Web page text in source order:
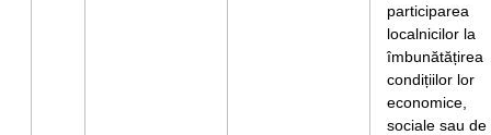
participarea
localnicilor la
îmbunătățirea
condițiilor lor
economice,
sociale sau de